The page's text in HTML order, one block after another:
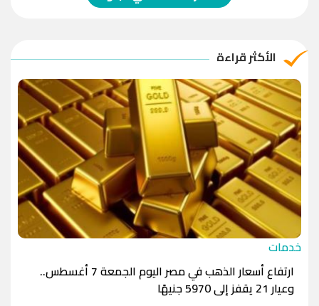
الريال القطري
الدينار الأردني
-1.0000
-1.0000
الأكثر قراءة
خدمات
ارتفاع أسعار الذهب في مصر اليوم الجمعة 7 أغسطس..
وعيار 21 يقفز إلى 5970 جنيهًا